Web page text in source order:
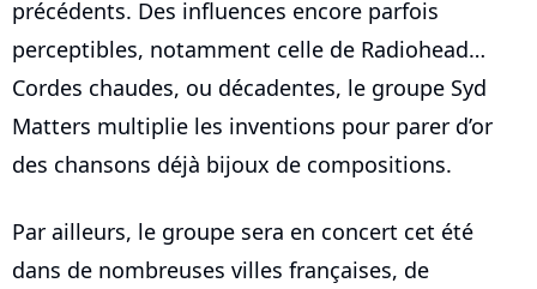
précédents. Des influences encore parfois
perceptibles, notamment celle de Radiohead…
Cordes chaudes, ou décadentes, le groupe Syd
Matters multiplie les inventions pour parer d’or
des chansons déjà bijoux de compositions.
Par ailleurs, le groupe sera en concert cet été
dans de nombreuses villes françaises, de